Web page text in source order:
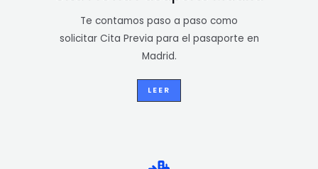
Te contamos paso a paso como
solicitar Cita Previa para el pasaporte en
Madrid.
LEER